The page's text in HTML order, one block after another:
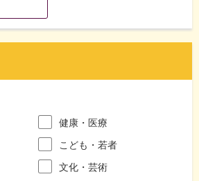
健康・医療
こども・若者
文化・芸術